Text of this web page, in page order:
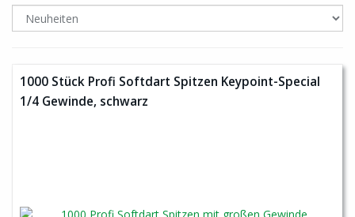
1000 Stück Profi Softdart Spitzen Keypoint-Special
1/4 Gewinde, schwarz